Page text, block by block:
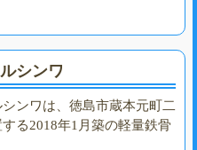
シンワ
ンワは、徳島市蔵本元町二
る2018年1月築の軽量鉄骨